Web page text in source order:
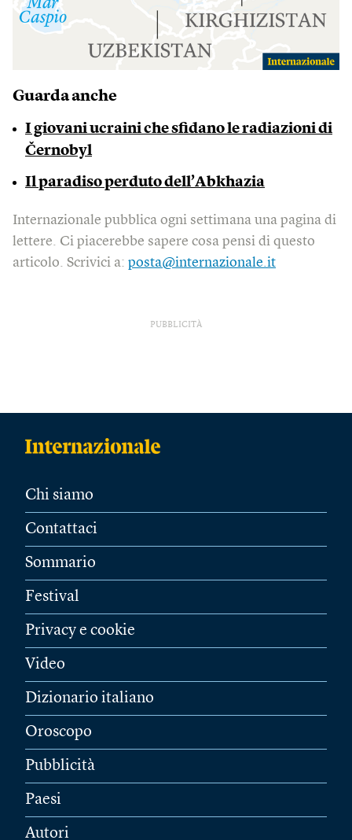
Guarda anche
I giovani ucraini che sfidano le radiazioni di
Černobyl
Il paradiso perduto dell’Abkhazia
Internazionale pubblica ogni settimana una pagina di
lettere. Ci piacerebbe sapere cosa pensi di questo
articolo. Scrivici a: posta@internazionale.it
PUBBLICITÀ
Chi siamo
Contattaci
Sommario
Festival
Privacy e cookie
Video
Dizionario italiano
Oroscopo
Pubblicità
Paesi
Autori